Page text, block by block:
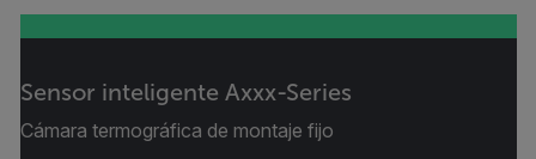
Sensor inteligente Axxx-Series
Cámara termográfica de montaje fijo